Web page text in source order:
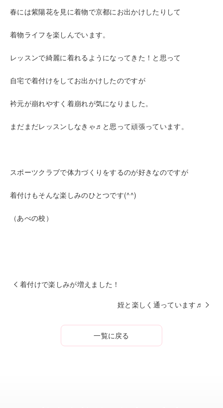
春には紫陽花を見に着物で京都にお出かけしたりして
着物ライフを楽しんでいます。
レッスンで綺麗に着れるようになってきた！と思って
自宅で着付けをしてお出かけしたのですが
衿元が崩れやすく着崩れが気になりました。
まだまだレッスンしなきゃ♬と思って頑張っています。
スポーツクラブで体力づくりをするのが好きなのですが
着付けもそんな楽しみのひとつです(^^)
（あべの校）
着付けで楽しみが増えました！
姪と楽しく通っています♬
一覧に戻る